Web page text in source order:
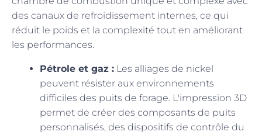
des canaux de refroidissement internes, ce qui
réduit le poids et la complexité tout en améliorant
les performances.
Pétrole et gaz : Les alliages de nickel
peuvent résister aux environnements
difficiles des puits de forage. L'impression 3D
permet de créer des composants de puits
personnalisés, des dispositifs de contrôle du